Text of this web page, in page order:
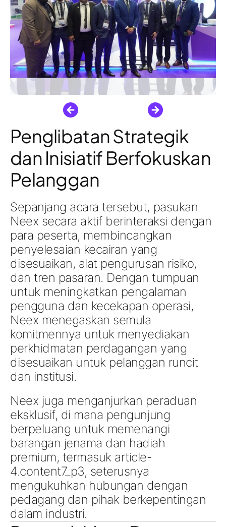
Penglibatan Strategik
dan Inisiatif Berfokuskan
Pelanggan
Sepanjang acara tersebut, pasukan
Neex secara aktif berinteraksi dengan
para peserta, membincangkan
penyelesaian kecairan yang
disesuaikan, alat pengurusan risiko,
dan tren pasaran. Dengan tumpuan
untuk meningkatkan pengalaman
pengguna dan kecekapan operasi,
Neex menegaskan semula
komitmennya untuk menyediakan
perkhidmatan perdagangan yang
disesuaikan untuk pelanggan runcit
dan institusi.
Neex juga menganjurkan peraduan
eksklusif, di mana pengunjung
berpeluang untuk memenangi
barangan jenama dan hadiah
premium, termasuk article-
4.content7_p3, seterusnya
mengukuhkan hubungan dengan
pedagang dan pihak berkepentingan
dalam industri.